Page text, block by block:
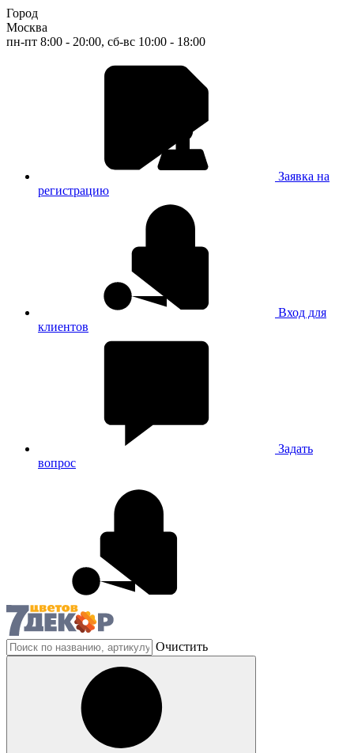
Город
Москва
пн-пт 8:00 - 20:00, сб-вс 10:00 - 18:00
Заявка на
регистрацию
Вход для
клиентов
Задать
вопрос
Очистить